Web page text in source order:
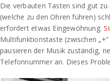
Die verbauten Tasten sind gut
(welche zu den Ohren führen)
erfordert etwas Eingewöhnung.
Multifunktionstaste (zwischen
pausieren der Musik zuständig,
Telefonnummer an. Dieses